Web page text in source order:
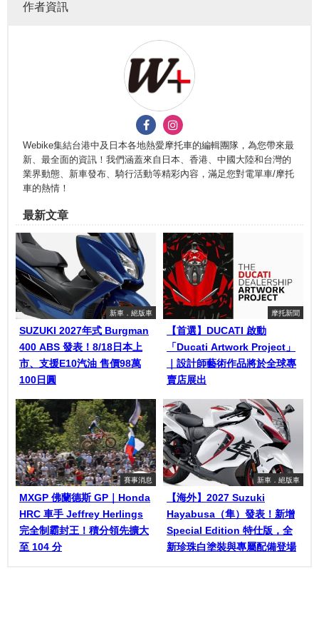
作者資訊
Webike集結台港中及日本各地熱愛摩托車的編輯團隊，為您帶來最
新、最全面的資訊！我們涵蓋來自日本、香港、中國大陸和台灣的
業界動態、新車發布、騎行活動等精彩內容，滿足您對電單車/摩托
車的熱情！
最新文章
新車．絕版車
SUZUKI 2027年式 Burgman
400 ABS 發表！8/18日本上
市、支援E10汽油 售價98萬
100日圓
摩托新聞
【首選】DUCATI 啟動
「Ducati Artwork Project」
｜設計師藝術作品將於全球專
賣店展出
賽事消息
MXGP 佛蘭德斯 GP｜Honda
HRC 車手 Jeffrey Herlings
完全制霸封王！積分領先擴大
至 104 分
新車．絕版車
【海外】2027 Suzuki
Hayabusa（隼）發表！新增
Special Edition 特仕版，全
新珍珠白塗裝與專屬配備登場